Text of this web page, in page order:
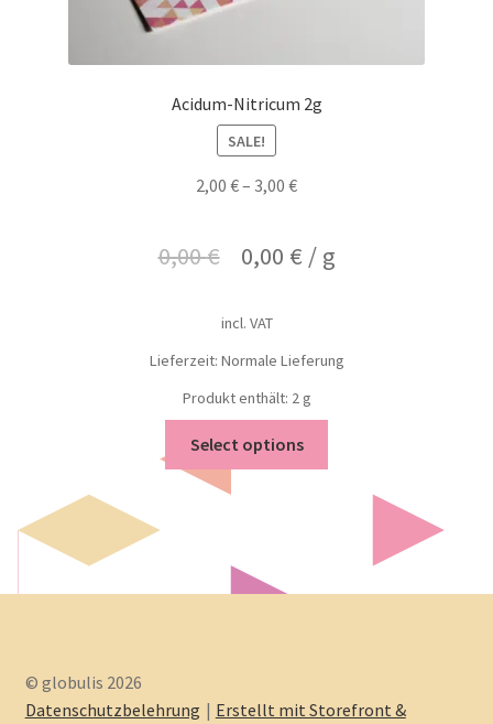
Acidum-Nitricum 2g
SALE!
2,00 €– 3,00 €
0,00€ 0,00 € / g
incl. VAT
Lieferzeit: Normale Lieferung
Produkt enthält: 2g
Select options
© globulis 2026
Datenschutzbelehrung
Erstellt mit Storefront &